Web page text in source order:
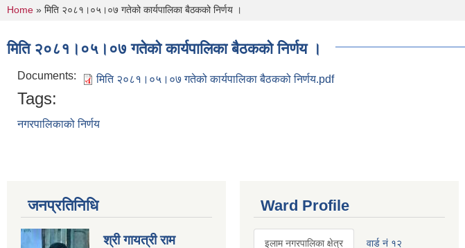
You are here
Home » मिति २०८१।०५।०७ गतेको कार्यपालिका बैठकको निर्णय ।
मिति २०८१।०५।०७ गतेको कार्यपालिका बैठकको निर्णय ।
Documents: मिति २०८१।०५।०७ गतेको कार्यपालिका बैठकको निर्णय.pdf
Tags:
नगरपालिकाको निर्णय
जनप्रतिनिधि
श्री गायत्री राम
Ward Profile
इलाम नगरपालिका क्षेत्र वार्ड नं १२